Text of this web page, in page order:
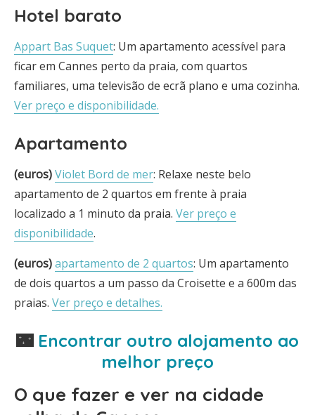
Hotel barato
Appart Bas Suquet: Um apartamento acessível para
ficar em Cannes perto da praia, com quartos
familiares, uma televisão de ecrã plano e uma cozinha.
Ver preço e disponibilidade.
Apartamento
(euros)Violet Bord de mer: Relaxe neste belo
apartamento de 2 quartos em frente à praia
localizado a 1 minuto da praia. Ver preço e
disponibilidade.
(euros)apartamento de 2 quartos: Um apartamento
de dois quartos a um passo da Croisette e a 600m das
praias. Ver preço e detalhes.
🌃 Encontrar outro alojamento ao
melhor preço
O que fazer e ver na cidade